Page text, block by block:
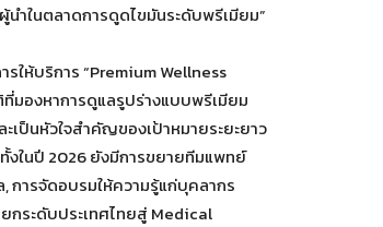
ำในตลาดการดูดไขมันระดับพรีเมียม”
รให้บริการ “Premium Wellness
มองหาการดูแลรูปร่างแบบพรีเมียม
เป็นหัวใจสำคัญของเป้าหมายระยะยาว
งในปี 2026 ยังมีการขยายทีมแพทย์
การจัดอบรมให้ความรู้แก่บุคลากร
กระดับประเทศไทยสู่ Medical